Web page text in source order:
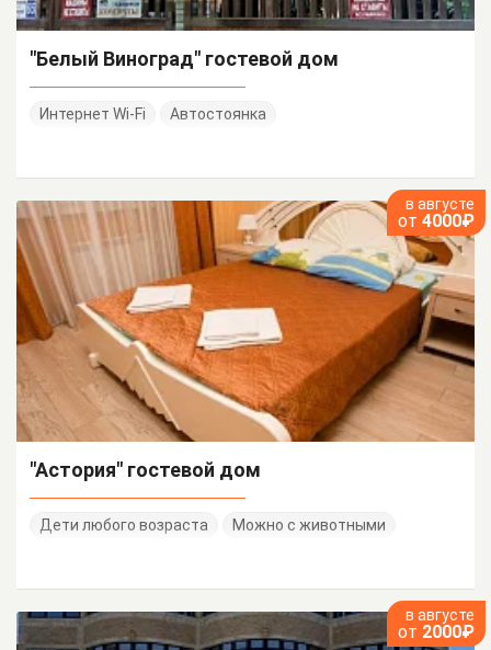
"Белый Виноград" гостевой дом
Интернет Wi-Fi Автостоянка
в августе
от 4000₽
"Астория" гостевой дом
Дети любого возраста Можно с животными
в августе
от 2000₽